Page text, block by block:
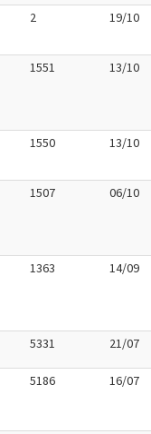
2 19/10
1551 13/10
1550 13/10
1507 06/10
1363 14/09
5331 21/07
5186 16/07